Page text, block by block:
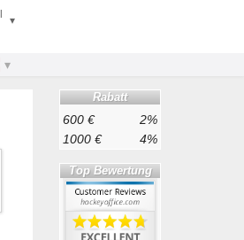
▾
Rabatt
600 €
2%
1000 €
4%
Top Bewertung